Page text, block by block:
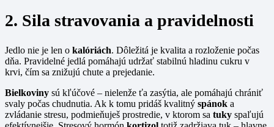
2. Sila stravovania a pravidelnosti
Jedlo nie je len o kalóriách. Dôležitá je kvalita a rozloženie počas
dňa. Pravidelné jedlá pomáhajú udržať stabilnú hladinu cukru v
krvi, čím sa znižujú chute a prejedanie.
Bielkoviny sú kľúčové – nielenže ťa zasýtia, ale pomáhajú chrániť
svaly počas chudnutia. Ak k tomu pridáš kvalitný spánok a
zvládanie stresu, podmieňuješ prostredie, v ktorom sa tuky spaľujú